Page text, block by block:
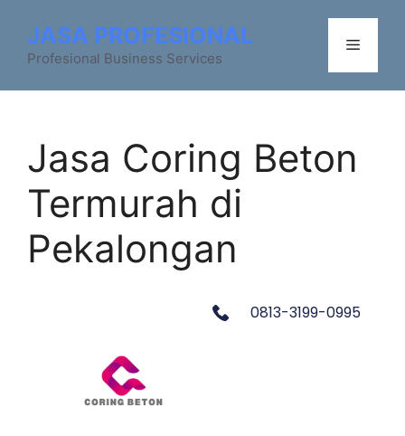
JASA PROFESIONAL
Profesional Business Services
Jasa Coring Beton
Termurah di
Pekalongan
0813-3199-0995